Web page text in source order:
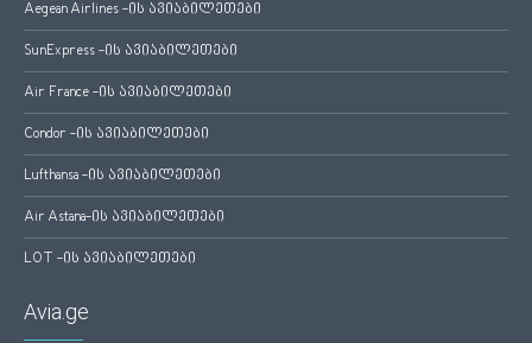
Aegean Airlines -ის ავიაბილეთები
SunExpress -ის ავიაბილეთები
Air France -ის ავიაბილეთები
Condor -ის ავიაბილეთები
Lufthansa -ის ავიაბილეთები
Air Astana-ის ავიაბილეთები
LOT -ის ავიაბილეთები
Avia.ge